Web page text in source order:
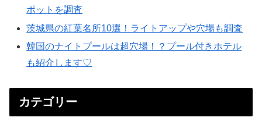
ポットを調査
茨城県の紅葉名所10選！ライトアップや穴場も調査
韓国のナイトプールは超穴場！？プール付きホテル
も紹介します♡
カテゴリー